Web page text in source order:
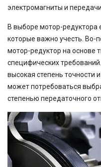
электромагниты и передачи.
В выборе мотор-редуктора
которые важно учесть. Во-
мотор-редуктор на основе
специфических
высокая степень
может потребоваться
степенью передаточного